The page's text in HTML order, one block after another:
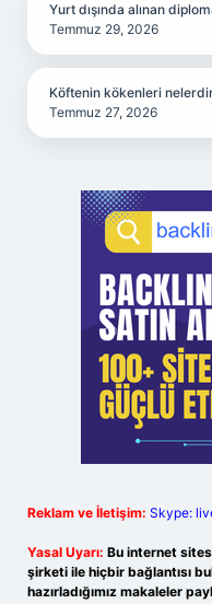
Yurt dışında alınan
Temmuz 29, 2026
Köftenin kökenleri
Temmuz 27, 2026
Reklam ve İletişim: Skype:
Yasal Uyarı: Bu internet
şirketi ile hiçbir bağlantısı
hazırladığımız makaleler